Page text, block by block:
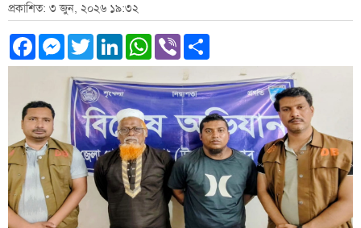
প্রকাশিত: ৩ জুন, ২০২৬ ১৯:৩২
Facebook
Messenger
TwitterLinkedInWhatsApp
Viber